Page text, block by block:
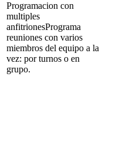
Programacion con
multiples
anfitrionesPrograma
reuniones con varios
miembros del equipo a la
vez: por turnos o en
grupo.